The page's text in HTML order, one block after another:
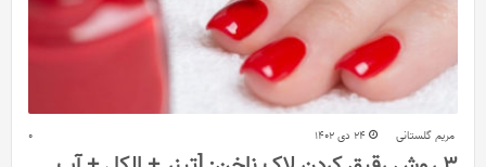
مریم گلستانی 24 دی 1402 0